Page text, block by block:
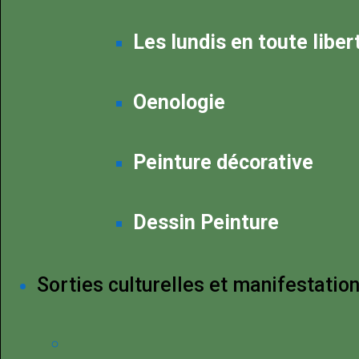
Les lundis en toute
Oenologie
Peinture décorative
Dessin Peinture
Sorties culturelles et